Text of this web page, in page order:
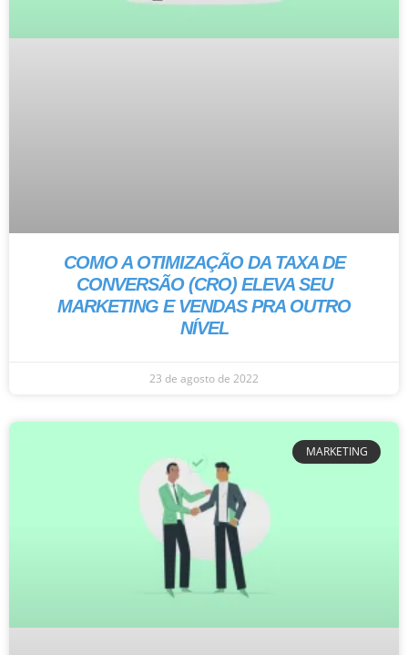
COMO A OTIMIZAÇÃO DA TAXA DE
CONVERSÃO (CRO) ELEVA SEU
MARKETING E VENDAS PRA OUTRO
NÍVEL
23 de agosto de 2022
MARKETING